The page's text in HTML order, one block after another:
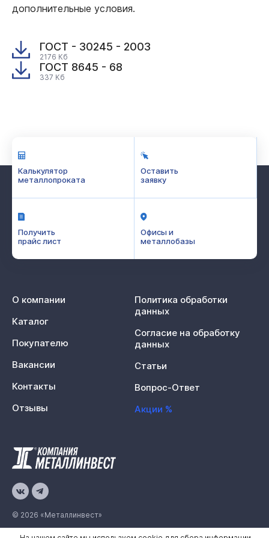
дополнительные условия.
ГОСТ - 30245 - 2003
2176 Кб
ГОСТ 8645 - 68
337 Кб
Калькулятор
металлопроката
Оставить
заявку
Получить
прайс лист
Офисы и
металлобазы
© 2026 «Металлинвест»
О компании
Каталог
Покупателю
Вакансии
Контакты
Отзывы
Политика обработки
данных
Согласие на обработку
данных
Статьи
Вопрос-Ответ
Акции %